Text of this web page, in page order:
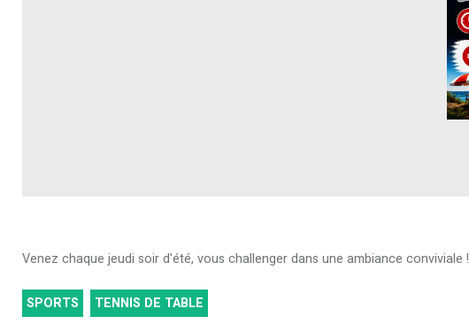
Venez chaque jeudi soir d'été, vous challenger dans une ambiance conviviale !
SPORTS TENNIS DE TABLE